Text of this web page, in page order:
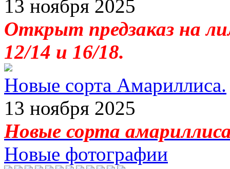
13 ноября 2025
Открыт предзаказ на
12/14 и 16/18.
Новые сорта Амариллиса.
13 ноября 2025
Новые сорта
Новые фотографии